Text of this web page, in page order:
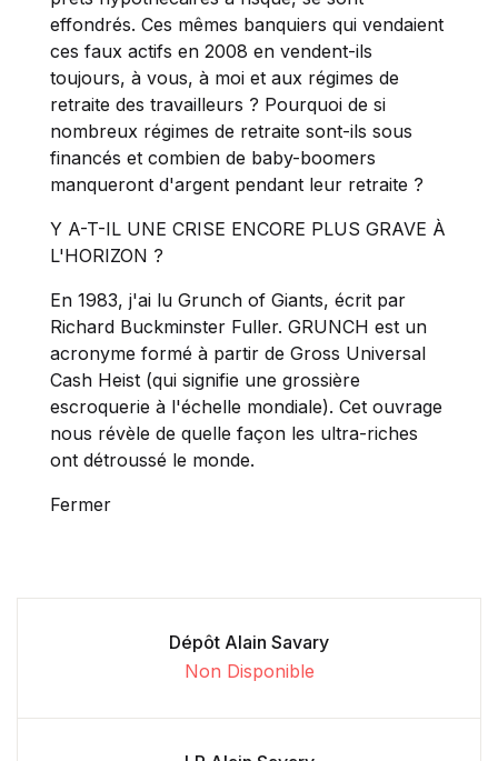
effondrés. Ces mêmes banquiers qui vendaient
ces faux actifs en 2008 en vendent-ils
toujours, à vous, à moi et aux régimes de
retraite des travailleurs ? Pourquoi de si
nombreux régimes de retraite sont-ils sous
financés et combien de baby-boomers
manqueront d'argent pendant leur retraite ?
Y A-T-IL UNE CRISE ENCORE PLUS GRAVE À
L'HORIZON ?
En 1983, j'ai lu Grunch of Giants, écrit par
Richard Buckminster Fuller. GRUNCH est un
acronyme formé à partir de Gross Universal
Cash Heist (qui signifie une grossière
escroquerie à l'échelle mondiale). Cet ouvrage
nous révèle de quelle façon les ultra-riches
ont détroussé le monde.
Fermer
Dépôt Alain Savary
Non Disponible